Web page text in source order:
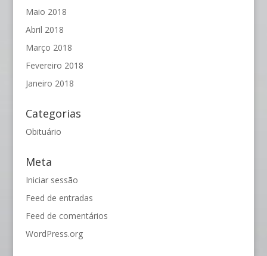
Maio 2018
Abril 2018
Março 2018
Fevereiro 2018
Janeiro 2018
Categorias
Obituário
Meta
Iniciar sessão
Feed de entradas
Feed de comentários
WordPress.org